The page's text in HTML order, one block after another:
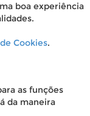
boa experiência
Cookies.
as funções
da maneira